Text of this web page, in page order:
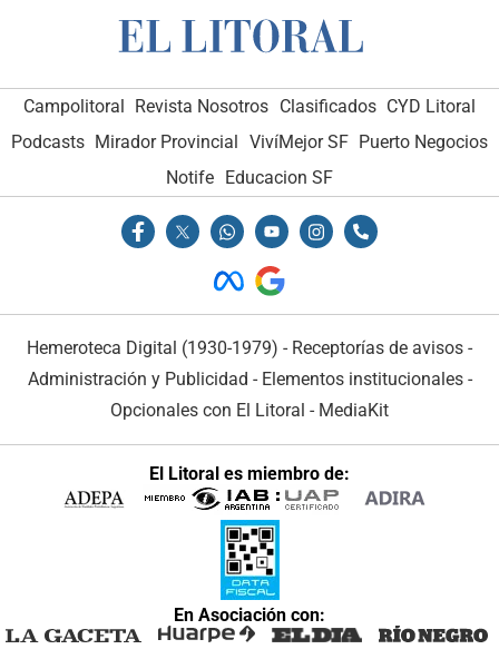
Campolitoral Revista Nosotros Clasificados CYD Litoral
Podcasts Mirador Provincial VivíMejor SF Puerto Negocios
Notife Educacion SF
Hemeroteca Digital (1930-1979) - Receptorías de avisos -
Administración y Publicidad - Elementos institucionales-
Opcionales con El Litoral - MediaKit
El Litoral es miembro de:
En Asociación con: